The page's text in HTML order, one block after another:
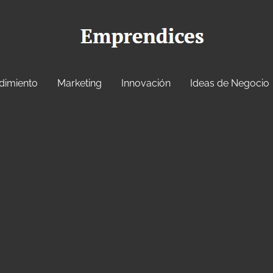
Marketing Innovación Ideas de Negocio